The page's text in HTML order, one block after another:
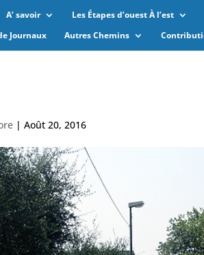
A’ savoir Les Étapes d’ouest À l’est
Journaux
Autres Chemins
| Août 20, 2016